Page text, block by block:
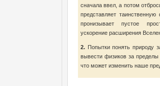
сначала ввел, а потом
представляет
пронизывает пустое
ускорение расширения
2. Попытки понять природу
вывести физиков за
что может изменить наше